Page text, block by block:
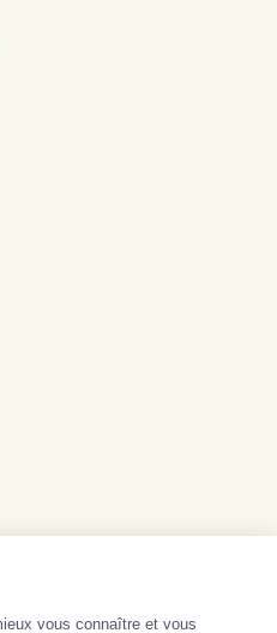
vous connaître et vous